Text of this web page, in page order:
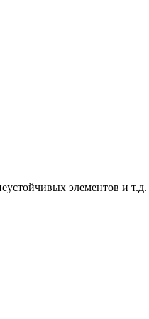
элементов и т.д.